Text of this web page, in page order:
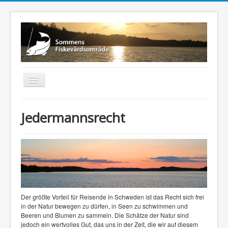
Navigation
an/aus
Sommen FVO
Angeln
Aktuell
Jedermannsrecht
Der größte Vorteil für Reisende in Schweden ist das Recht sich frei
in der Natur bewegen zu dürfen, in Seen zu schwimmen und
Beeren und Blumen zu sammeln. Die Schätze der Natur sind
jedoch ein wertvolles Gut, das uns in der Zeit, die wir auf diesem